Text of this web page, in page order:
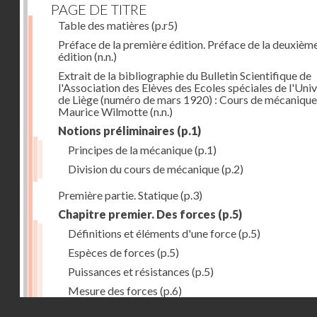
PAGE DE TITRE
Table des matières (p.r5)
Préface de la première édition. Préface de la
édition(n.n.)
Extrait de la bibliographie du Bulletin Scientifique de
l'Association des Elèves des Ecoles spéciales de
de Liège (numéro de mars 1920) : Cours de
Maurice Wilmotte(n.n.)
Notions préliminaires (p.1)
Principes de la mécanique(p.1)
Division du cours de mécanique(p.2)
Première partie. Statique(p.3)
Chapitre premier. Des forces (p.5)
Définitions et éléments d'une force(p.5)
Espèces de forces (p.5)
Puissances et résistances (p.5)
Mesure des forces (p.6)